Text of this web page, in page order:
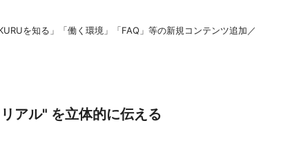
を知る」「働く環境」「FAQ」等の新規コンテンツ追加／
アル" を立体的に伝える